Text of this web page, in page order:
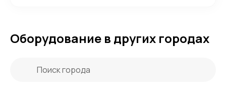
Оборудование в других городах